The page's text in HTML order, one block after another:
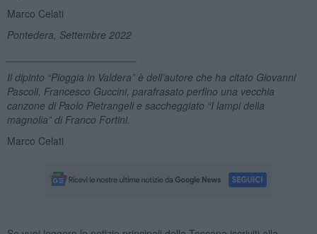
Marco Celati
Pontedera, Settembre 2022
Il dipinto “Pioggia in Valdera” è dell’autore che ha citato Giovanni
Pascoli, Francesco Guccini, parafrasato perfino una vecchia
canzone di Paolo Pietrangeli e saccheggiato “I lampi della
magnolia” di Franco Fortini.
Marco Celati